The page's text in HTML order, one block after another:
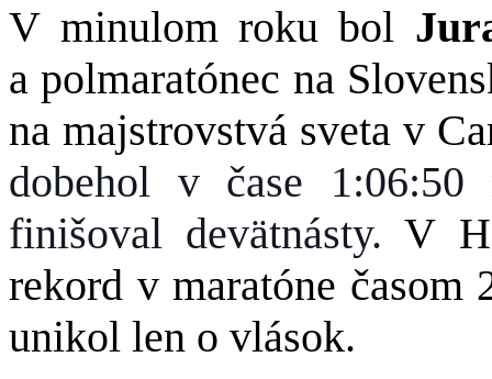
V minulom roku bol
a polmaratónec na
na majstrovstvá sveta v
dobehol v čase
finišoval devätnásty. V
rekord v maratóne
unikol len o vlások.